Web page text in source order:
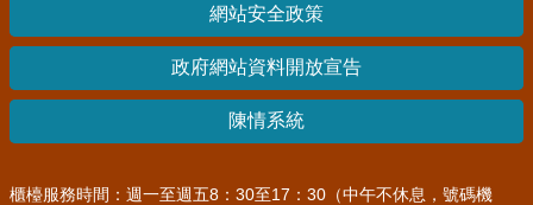
網站安全政策
政府網站資料開放宣告
陳情系統
櫃檯服務時間：週一至週五8：30至17：30（中午不休息，號碼機